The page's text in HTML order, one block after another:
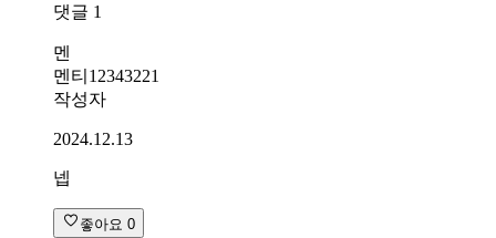
댓글 1
멘
멘티12343221
작성자
2024.12.13
넵
좋아요 0